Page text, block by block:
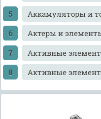
Аккамуляторы и
Актеры и
Активные
Активные